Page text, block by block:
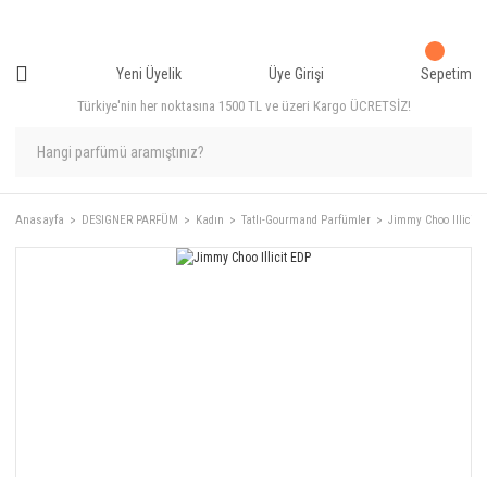
Türkiye'nin her noktasına 1500 TL ve üzeri Kargo ÜCRETSİZ!
Yeni Üyelik Üye Girişi Sepetim
Anasayfa DESIGNER PARFÜM Kadın Tatlı-Gourmand Parfümler Jimmy Choo Illicit